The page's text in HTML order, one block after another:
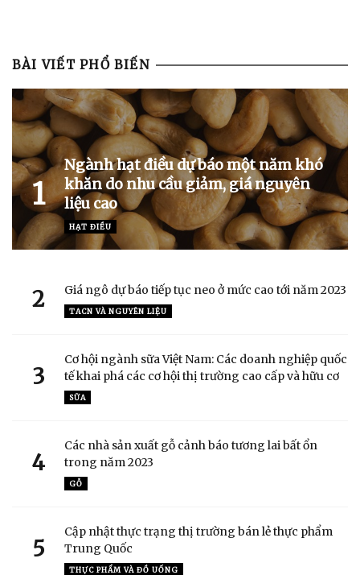
BÀI VIẾT PHỔ BIẾN
1
Ngành hạt điều dự báo một năm khó
khăn do nhu cầu giảm, giá nguyên
liệu cao
HẠT ĐIỀU
2 Giá ngô dự báo tiếp tục neo ở mức cao tới năm 2023
TACN VÀ NGUYÊN LIỆU
3
Cơ hội ngành sữa Việt Nam: Các doanh nghiệp quốc
tế khai phá các cơ hội thị trường cao cấp và hữu cơ
SỮA
4
Các nhà sản xuất gỗ cảnh báo tương lai bất ổn
trong năm 2023
GỖ
5
Cập nhật thực trạng thị trường bán lẻ thực phẩm
Trung Quốc
THỰC PHẨM VÀ ĐỒ UỐNG